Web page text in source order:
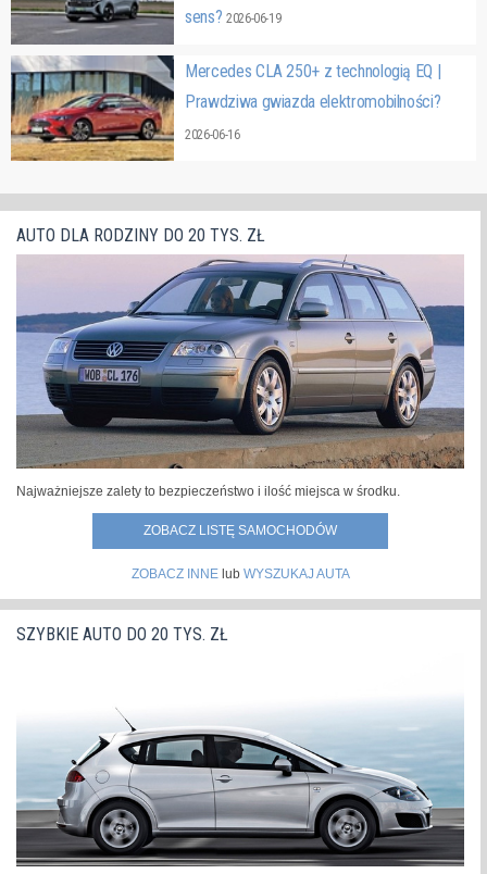
sens? 2026-06-19
Mercedes CLA 250+ z technologią EQ |
Prawdziwa gwiazda elektromobilności?
2026-06-16
AUTO DLA RODZINY DO 20 TYS. ZŁ
Najważniejsze zalety to bezpieczeństwo i ilość miejsca w środku.
ZOBACZ LISTĘ SAMOCHODÓW
ZOBACZ INNElub WYSZUKAJ AUTA
SZYBKIE AUTO DO 20 TYS. ZŁ